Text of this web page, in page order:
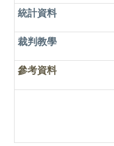
統計資料
裁判教學
參考資料